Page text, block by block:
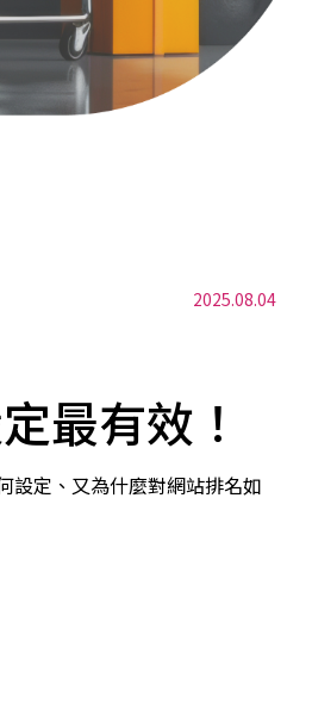
2025.08.04
最有效！
設定、又為什麼對網站排名如